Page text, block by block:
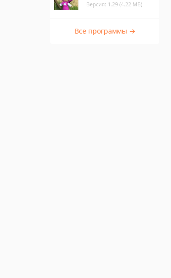
Версия: 1.29 (4.22 МБ)
Все программы →